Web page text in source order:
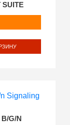
SUITE
G/N